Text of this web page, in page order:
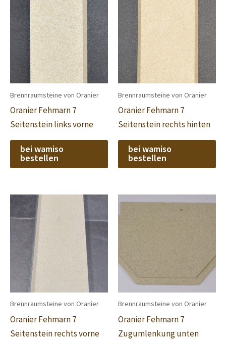
Brennraumsteine von Oranier
Oranier Fehmarn 7
Seitenstein links vorne
bei wamiso
bestellen
Brennraumsteine von Oranier
Oranier Fehmarn 7
Seitenstein rechts hinten
bei wamiso
bestellen
Brennraumsteine von Oranier
Oranier Fehmarn 7
Seitenstein rechts vorne
Brennraumsteine von Oranier
Oranier Fehmarn 7
Zugumlenkung unten